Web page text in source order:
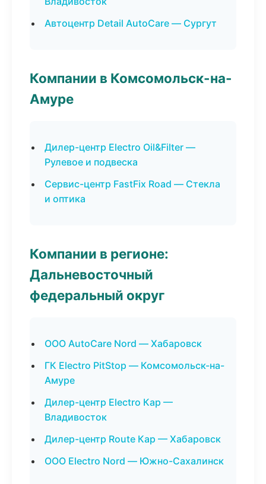
Автоцентр Detail AutoCare — Сургут
Компании в Комсомольск-на-
Амуре
Дилер-центр Electro Oil&Filter —
Рулевое и подвеска
Сервис-центр FastFix Road — Стекла
и оптика
Компании в регионе:
Дальневосточный
федеральный округ
ООО AutoCare Nord — Хабаровск
ГК Electro PitStop — Комсомольск-на-
Амуре
Дилер-центр Electro Кар —
Владивосток
Дилер-центр Route Кар — Хабаровск
ООО Electro Nord — Южно-Сахалинск